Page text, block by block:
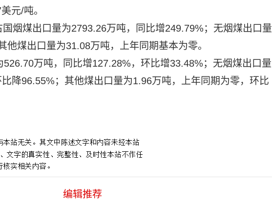
元/吨。
烟煤出口量为2793.26万吨，同比增249.79%；无烟煤出口量
他煤出口量为31.08万吨，上年同期基本为零。
万吨，同比增127.28%，环比增33.48%；无烟煤出口量
降96.55%；其他煤出口量为1.96万吨，上年同期为零，环比
编辑推荐